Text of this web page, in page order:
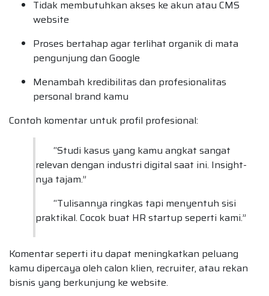
Tidak membutuhkan akses ke akun atau CMS
website
Proses bertahap agar terlihat organik di mata
pengunjung dan Google
Menambah kredibilitas dan profesionalitas
personal brand kamu
Contoh komentar untuk profil profesional:
“Studi kasus yang kamu angkat sangat
relevan dengan industri digital saat ini. Insight-
nya tajam.”
“Tulisannya ringkas tapi menyentuh sisi
praktikal. Cocok buat HR startup seperti kami.”
Komentar seperti itu dapat meningkatkan peluang
kamu dipercaya oleh calon klien, recruiter, atau rekan
bisnis yang berkunjung ke website.